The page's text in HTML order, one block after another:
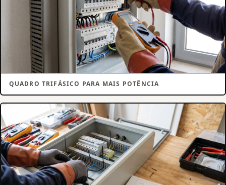
QUADRO TRIFÁSICO PARA MAIS POTÊNCIA